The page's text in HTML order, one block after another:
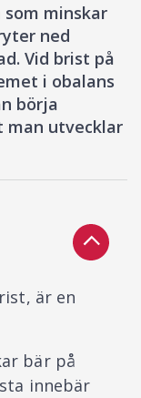
minskar
ned
Vid brist på
i obalans
börja
utvecklar
är en
bär på
innebär